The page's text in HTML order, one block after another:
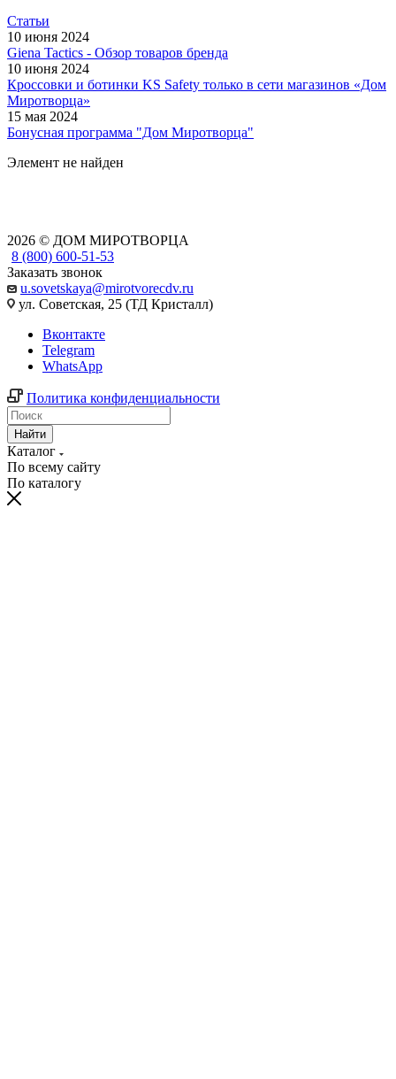
Статьи
10 июня 2024
Giena Tactics - Обзор товаров бренда
10 июня 2024
Кроссовки и ботинки KS Safety только в сети магазинов «Дом
Миротворца»
15 мая 2024
Бонусная программа "Дом Миротворца"
Элемент не найден
2026 © ДОМ МИРОТВОРЦА
8 (800) 600-51-53
Заказать звонок
u.sovetskaya@mirotvorecdv.ru
ул. Советская, 25 (ТД Кристалл)
Вконтакте
Telegram
WhatsApp
Политика конфиденциальности
Найти
Каталог
По всему сайту
По каталогу